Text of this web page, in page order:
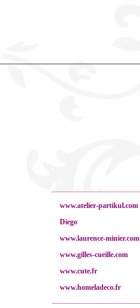
www.atelier-partikul.com
Diego
www.laurence-minier.com
www.gilles-cueille.com
www.cute.fr
www.homeladeco.fr